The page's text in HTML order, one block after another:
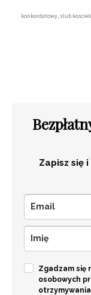
konkordatowy, slub
Zapisz się
Zgadzam się
osobowych